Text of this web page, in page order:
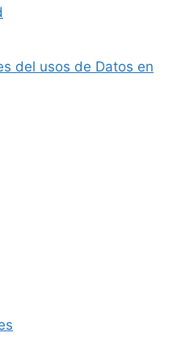
del usos de Datos en